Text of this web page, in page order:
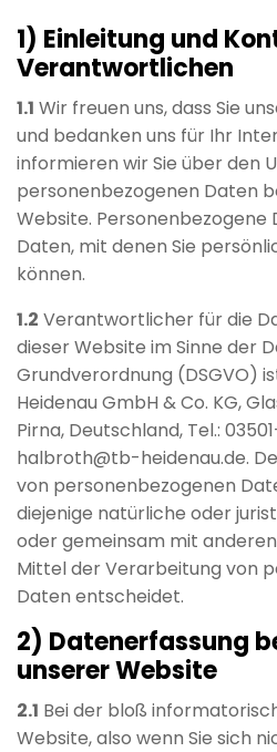
1) Einleitung und
Verantwortlichen
1.1 Wir freuen uns, dass Sie
und bedanken uns für Ihr
informieren wir Sie über den
personenbezogenen Daten
Website. Personenbezogene
Daten, mit denen Sie
können.
1.2 Verantwortlicher für die
dieser Website im Sinne der
Grundverordnung (DSGVO)
Heidenau GmbH & Co. KG,
Pirna, Deutschland, Tel.:
halbroth@tb-heidenau.de.
von personenbezogenen
diejenige natürliche oder
oder gemeinsam mit
Mittel der Verarbeitung von
Daten entscheidet.
2) Datenerfassung
unserer Website
2.1 Bei der bloß
Website, also wenn Sie sich